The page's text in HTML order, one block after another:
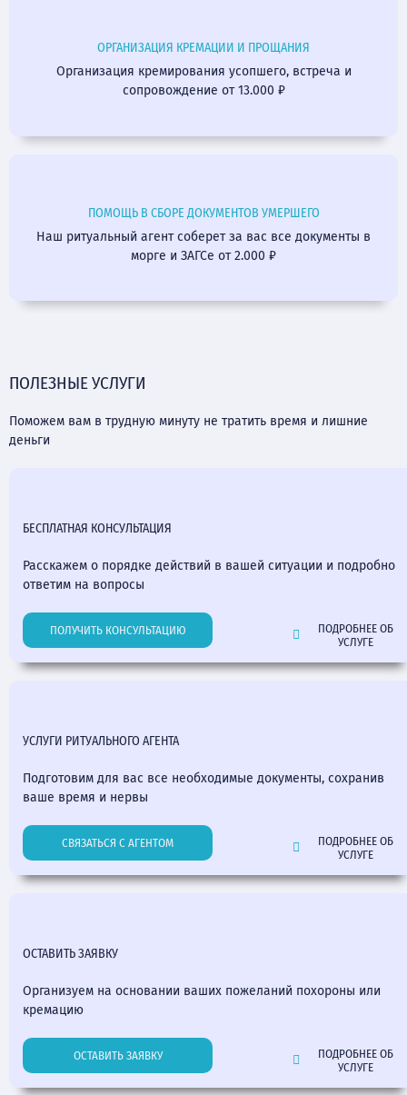
ОРГАНИЗАЦИЯ КРЕМАЦИИ И ПРОЩАНИЯ
Организация кремирования усопшего, встреча и
сопровождение от 13.000 ₽
ПОМОЩЬ В СБОРЕ ДОКУМЕНТОВ УМЕРШЕГО
Наш ритуальный агент соберет за вас все документы в
морге и ЗАГСе от 2.000 ₽
ПОЛЕЗНЫЕ УСЛУГИ
Поможем вам в трудную минуту не тратить время и лишние
деньги
БЕСПЛАТНАЯ КОНСУЛЬТАЦИЯ
Расскажем о порядке действий в вашей ситуации и подробно
ответим на вопросы
ПОЛУЧИТЬ КОНСУЛЬТАЦИЮ
ПОДРОБНЕЕ ОБ
УСЛУГЕ
УСЛУГИ РИТУАЛЬНОГО АГЕНТА
Подготовим для вас все необходимые документы, сохранив
ваше время и нервы
СВЯЗАТЬСЯ С АГЕНТОМ
ПОДРОБНЕЕ ОБ
УСЛУГЕ
ОСТАВИТЬ ЗАЯВКУ
Организуем на основании ваших пожеланий похороны или
кремацию
ОСТАВИТЬ ЗАЯВКУ
ПОДРОБНЕЕ ОБ
УСЛУГЕ